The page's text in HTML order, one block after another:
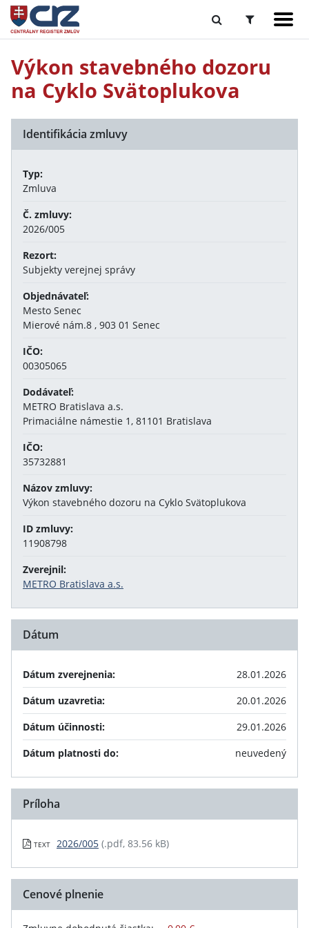
Výkon stavebného dozoru
na Cyklo Svätoplukova
Identifikácia zmluvy
Typ:
Zmluva
Č. zmluvy:
2026/005
Rezort:
Subjekty verejnej správy
Objednávateľ:
Mesto Senec
Mierové nám.8 , 903 01 Senec
IČO:
00305065
Dodávateľ:
METRO Bratislava a.s.
Primaciálne námestie 1, 81101 Bratislava
IČO:
35732881
Názov zmluvy:
Výkon stavebného dozoru na Cyklo Svätoplukova
ID zmluvy:
11908798
Zverejnil:
METRO Bratislava a.s.
Dátum
Dátum zverejnenia:
28.01.2026
Dátum uzavretia:
20.01.2026
Dátum účinnosti:
29.01.2026
Dátum platnosti do:
neuvedený
Príloha
TEXT 2026/005 (.pdf, 83.56 kB)
Cenové plnenie